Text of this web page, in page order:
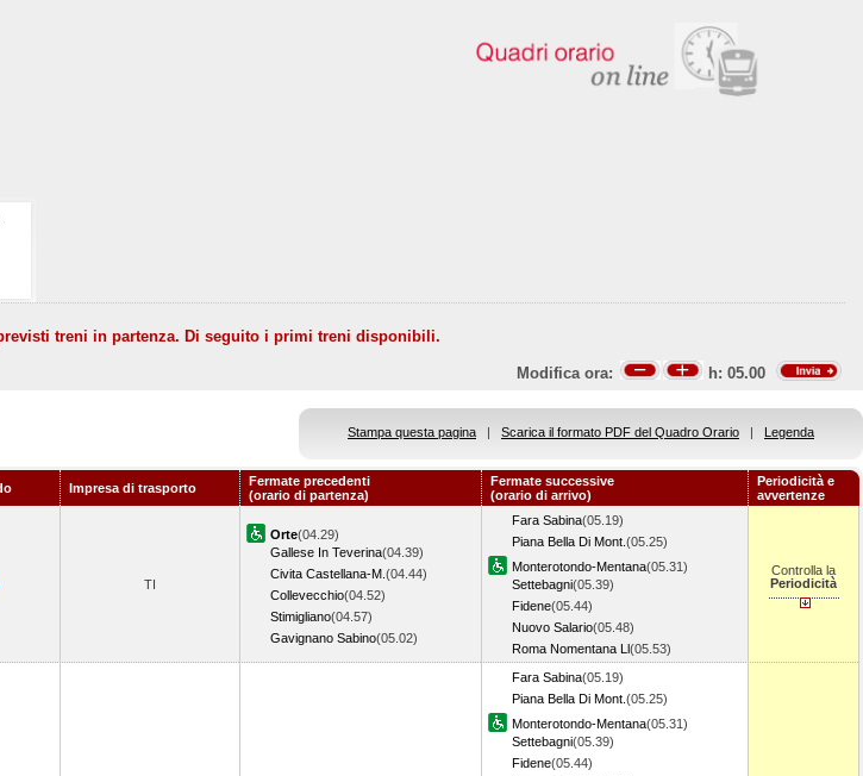
treni in partenza. Di seguito i primi treni disponibili.
Modifica ora: h: 05.00
Stampa questa pagina | Scarica il formato PDF del Quadro Orario | Legenda
Impresa di trasporto
Fermate precedenti
(orario di partenza)
Fermate successive
(orario di arrivo)
Periodicità e
avvertenze
TI
Orte(04.29)
Gallese In Teverina(04.39)
Civita Castellana-M. (04.44)
Collevecchio(04.52)
Stimigliano(04.57)
Gavignano Sabino(05.02)
Fara Sabina(05.19)
Piana Bella Di Mont. (05.25)
Monterotondo-Mentana(05.31)
Settebagni(05.39)
Fidene(05.44)
Nuovo Salario(05.48)
Roma Nomentana Ll(05.53)
Controlla la
Periodicità
Fara Sabina(05.19)
Piana Bella Di Mont. (05.25)
Monterotondo-Mentana(05.31)
Settebagni(05.39)
Fidene(05.44)